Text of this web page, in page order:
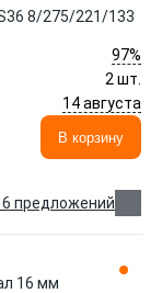
8/275/221/133
97%
2 шт.
14 августа
В корзину
предложений
16 мм